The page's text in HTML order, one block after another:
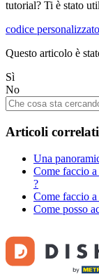
tutorial? Ti è stato
codice personalizzato
Questo articolo è
Sì
No
Articoli correlati
Una
Come faccio
?
Come faccio
Come posso